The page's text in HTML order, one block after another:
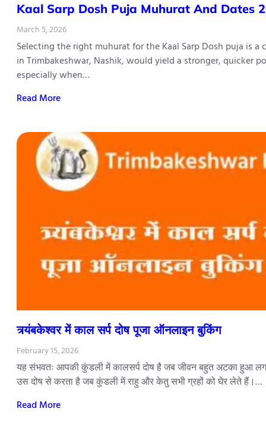
Kaal​‍​‌‍​‍‌​‍​‌‍​‍‌ Sarp Dosh Puja Muhurat And Dates
March 5, 2026
Selecting the right muhurat for the Kaal Sarp Dosh puja is
in Trimbakeshwar, Nashik, would yield a stronger, quicker
especially when…
Read More
त्र्यंबकेश्वर में काल सर्प दोष पूजा ऑनलाइन बुकिंग
February 15, 2026
यह संभवतः आपकी कुंडली में कालसर्प दोष है जब जीवन बहुत अटका हुआ
उस दोष से करता है जब कुंडली में राहु और केतु सभी ग्रहों को घेर लेते हैं।…
Read More